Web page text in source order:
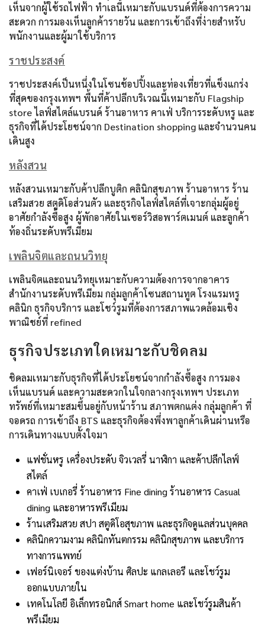
เห็นจากผู้ใช้รถไฟฟ้า ทำเลนี้เหมาะกับแบรนด์ที่ต้องการความ
สะดวก การมองเห็นลูกค้ารายวัน และการเข้าถึงที่ง่ายสำหรับ
พนักงานและผู้มาใช้บริการ
ราชประสงค์
ราชประสงค์เป็นหนึ่งในโซนช้อปปิ้งและท่องเที่ยวที่แข็งแกร่ง
ที่สุดของกรุงเทพฯ พื้นที่ค้าปลีกบริเวณนี้เหมาะกับ Flagship
store ไลฟ์สไตล์แบรนด์ ร้านอาหาร คาเฟ่ บริการระดับหรู และ
ธุรกิจที่ได้ประโยชน์จาก Destination shopping และจำนวนคน
เดินสูง
หลังสวน
หลังสวนเหมาะกับค้าปลีกบูติก คลินิกสุขภาพ ร้านอาหาร ร้าน
เสริมสวย สตูดิโอส่วนตัว และธุรกิจไลฟ์สไตล์ที่เจาะกลุ่มผู้อยู่
อาศัยกำลังซื้อสูง ผู้พักอาศัยในเซอร์วิสอพาร์ตเมนต์ และลูกค้า
ท้องถิ่นระดับพรีเมียม
เพลินจิตและถนนวิทยุ
เพลินจิตและถนนวิทยุเหมาะกับความต้องการจากอาคาร
สำนักงานระดับพรีเมียม กลุ่มลูกค้าโซนสถานทูต โรงแรมหรู
คลินิก ธุรกิจบริการ และโชว์รูมที่ต้องการสภาพแวดล้อมเชิง
พาณิชย์ที่ refined
ธุรกิจประเภทใดเหมาะกับชิดลม
ชิดลมเหมาะกับธุรกิจที่ได้ประโยชน์จากกำลังซื้อสูง การมอง
เห็นแบรนด์ และความสะดวกในใจกลางกรุงเทพฯ ประเภท
ทรัพย์ที่เหมาะสมขึ้นอยู่กับหน้าร้าน สภาพตกแต่ง กลุ่มลูกค้า ที่
จอดรถ การเข้าถึง BTS และธุรกิจต้องพึ่งพาลูกค้าเดินผ่านหรือ
การเดินทางแบบตั้งใจมา
แฟชั่นหรู เครื่องประดับ จิวเวลรี่ นาฬิกา และค้าปลีกไลฟ์
สไตล์
คาเฟ่ เบเกอรี่ ร้านอาหาร Fine dining ร้านอาหาร Casual
dining และอาหารพรีเมียม
ร้านเสริมสวย สปา สตูดิโอสุขภาพ และธุรกิจดูแลส่วนบุคคล
คลินิกความงาม คลินิกทันตกรรม คลินิกสุขภาพ และบริการ
ทางการแพทย์
เฟอร์นิเจอร์ ของแต่งบ้าน ศิลปะ แกลเลอรี และโชว์รูม
ออกแบบภายใน
เทคโนโลยี อิเล็กทรอนิกส์ Smart home และโชว์รูมสินค้า
พรีเมียม